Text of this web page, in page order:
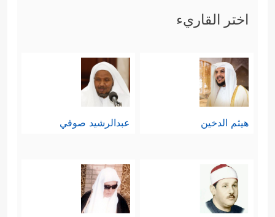
اختر القاريء
هيثم الدخين عبدالرشيد صوفي